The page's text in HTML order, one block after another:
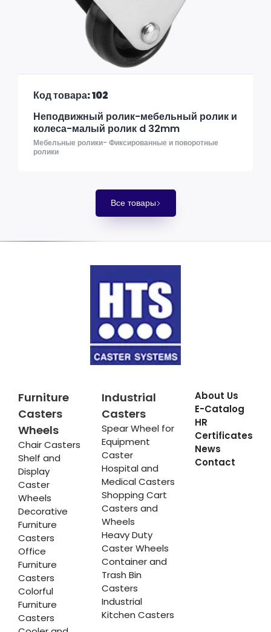
Код товара: 102
Неподвижный ролик-мебельный ролик и
колеса-малый ролик d 32mm
Мебельные ролики- Фиксированные и поворотные
ролики
Все товары
Furniture
Casters
Wheels
Chair Casters
Shelf and
Display
Caster
Wheels
Decorative
Furniture
Casters
Office
Furniture
Casters
Colorful
Furniture
Casters
Industrial
Casters
Spear Wheel for
Equipment
Caster
Hospital and
Medical Casters
Shopping Cart
Casters and
Wheels
Heavy Duty
Caster Wheels
Container and
Trash Bin
Casters
Industrial
Kitchen Casters
About Us
E-Catalog
HR
Certificates
News
Contact